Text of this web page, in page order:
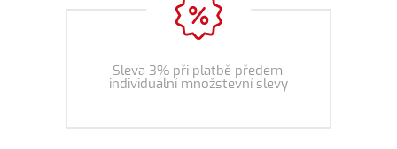
Sleva 3% při platbě předem,
individuální množstevní slevy